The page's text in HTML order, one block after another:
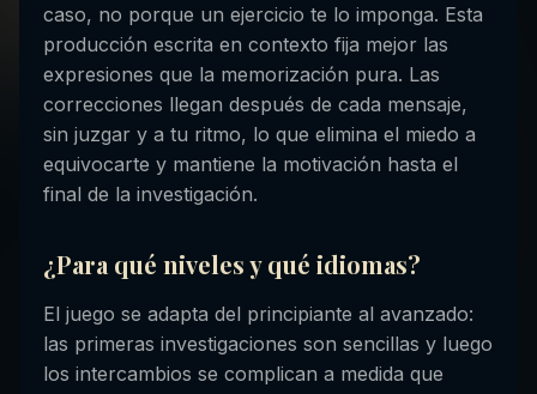
caso, no porque un ejercicio te lo imponga. Esta
producción escrita en contexto fija mejor las
expresiones que la memorización pura. Las
correcciones llegan después de cada mensaje,
sin juzgar y a tu ritmo, lo que elimina el miedo a
equivocarte y mantiene la motivación hasta el
final de la investigación.
¿Para qué niveles y qué idiomas?
El juego se adapta del principiante al avanzado:
las primeras investigaciones son sencillas y luego
los intercambios se complican a medida que